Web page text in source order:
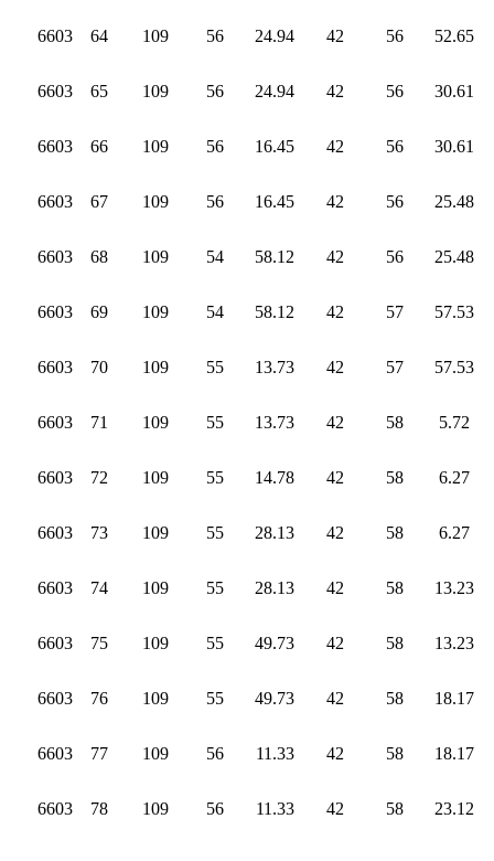
6603 64 109 56 24.94 42 56 52.65
6603 65 109 56 24.94 42 56 30.61
6603 66 109 56 16.45 42 56 30.61
6603 67 109 56 16.45 42 56 25.48
6603 68 109 54 58.12 42 56 25.48
6603 69 109 54 58.12 42 57 57.53
6603 70 109 55 13.73 42 57 57.53
6603 71 109 55 13.73 42 58 5.72
6603 72 109 55 14.78 42 58 6.27
6603 73 109 55 28.13 42 58 6.27
6603 74 109 55 28.13 42 58 13.23
6603 75 109 55 49.73 42 58 13.23
6603 76 109 55 49.73 42 58 18.17
6603 77 109 56 11.33 42 58 18.17
6603 78 109 56 11.33 42 58 23.12